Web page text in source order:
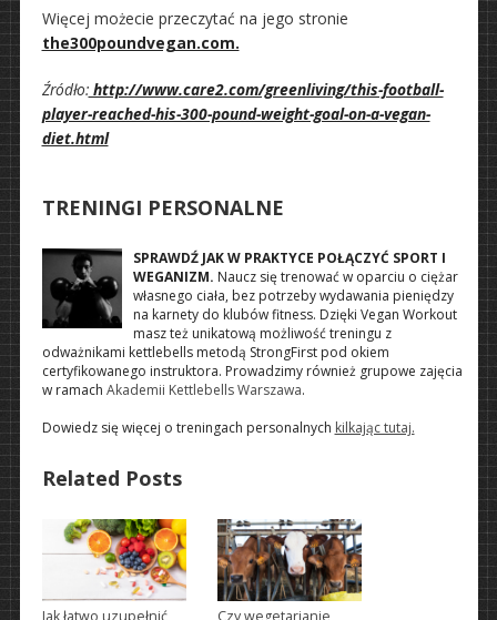
Więcej możecie przeczytać na jego stronie
the300poundvegan.com.
Źródło:http://www.care2.com/greenliving/this-football-
player-reached-his-300-pound-weight-goal-on-a-vegan-
diet.html
TRENINGI PERSONALNE
SPRAWDŹ JAK W PRAKTYCE POŁĄCZYĆ SPORT I
WEGANIZM. Naucz się trenować w oparciu o ciężar
własnego ciała, bez potrzeby wydawania pieniędzy
na karnety do klubów fitness. Dzięki Vegan Workout
masz też unikatową możliwość treningu z
odważnikami kettlebells metodą StrongFirst pod okiem
certyfikowanego instruktora. Prowadzimy również grupowe zajęcia
w ramach Akademii Kettlebells Warszawa.
Dowiedz się więcej o treningach personalnych kilkając tutaj.
Related Posts